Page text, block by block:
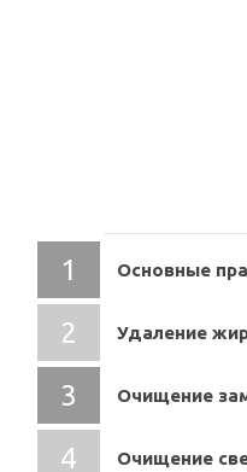
Основные
Удаление
Очищение
Очищение